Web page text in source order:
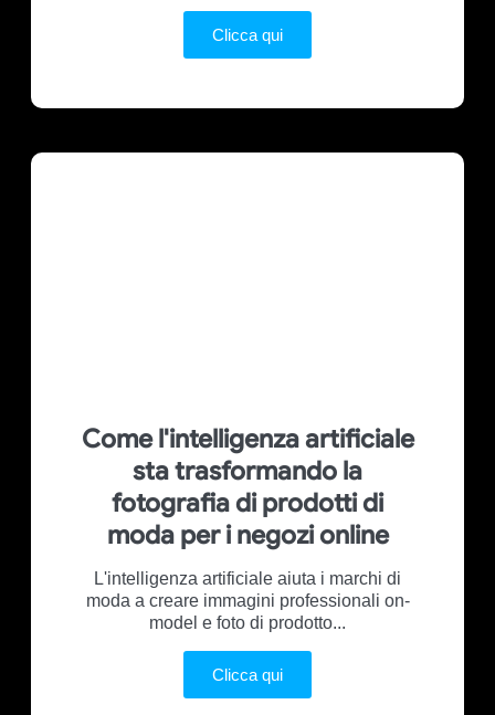
Clicca qui
Come l'intelligenza artificiale
sta trasformando la
fotografia di prodotti di
moda per i negozi online
L'intelligenza artificiale aiuta i marchi di
moda a creare immagini professionali on-
model e foto di prodotto...
Clicca qui